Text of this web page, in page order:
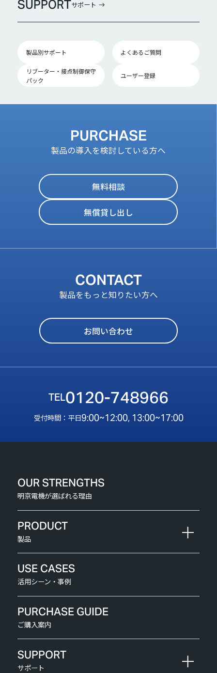
SUPPORTサポート
製品別サポート よくあるご質問
リブーター・接点制御保守
パック
ユーザー登録
PURCHASE
製品の導入を検討している方へ
無料相談
無償貸し出し
CONTACT
製品をもっと知りたい方へ
お問い合わせ
0120-748966
受付時間：平日9:00~12:00, 13:00~17:00
OUR STRENGTHS
明京電機が選ばれる理由
PRODUCT
製品
USE CASES
活用シーン・事例
PURCHASE GUIDE
ご購入案内
SUPPORT
サポート